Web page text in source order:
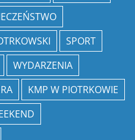
SPORT
WYDARZENIA
KMP W PIOTRKOWIE